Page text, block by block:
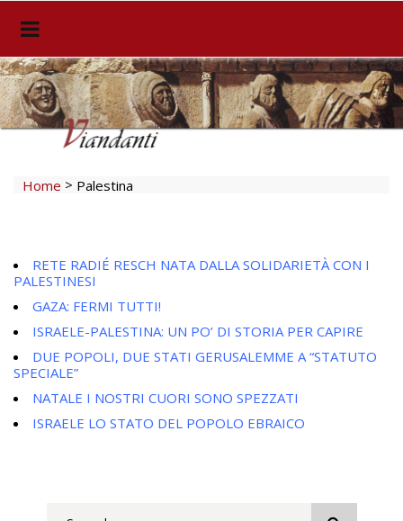
Home > Palestina
RETE RADIÉ RESCH NATA DALLA SOLIDARIETÀ CON I
PALESTINESI
GAZA: FERMI TUTTI!
ISRAELE-PALESTINA: UN PO’ DI STORIA PER CAPIRE
DUE POPOLI, DUE STATI GERUSALEMME A “STATUTO
SPECIALE”
NATALE I NOSTRI CUORI SONO SPEZZATI
ISRAELE LO STATO DEL POPOLO EBRAICO